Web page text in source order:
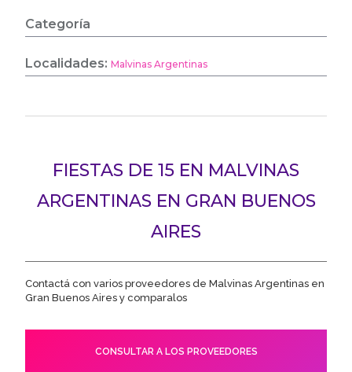
Categoría
Localidades:Malvinas Argentinas
FIESTAS DE 15 EN MALVINAS
ARGENTINAS EN GRAN BUENOS
AIRES
Contactá con varios proveedores de Malvinas Argentinas en
Gran Buenos Aires y comparalos
CONSULTAR A LOS PROVEEDORES